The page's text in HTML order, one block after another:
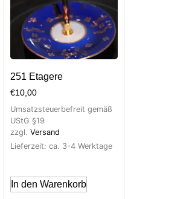
251 Etagere
€10,00
Umsatzsteuerbefreit gemäß
UStG §19
zzgl. Versand
Lieferzeit: ca. 3-4 Werktage
In den Warenkorb